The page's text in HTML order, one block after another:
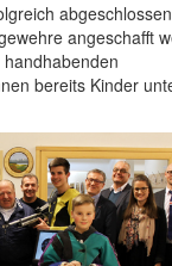
angeschafft
bereits Kinder